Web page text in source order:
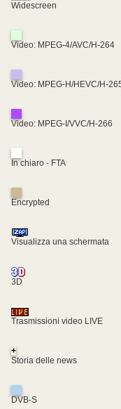
Widescreen
Video: MPEG-4/AVC/H-264
Video: MPEG-H/HEVC/H-
Video: MPEG-I/VVC/H-266
In chiaro - FTA
Encrypted
Visualizza una schermata
3D
Trasmissioni video LIVE
+
Storia delle news
DVB-S